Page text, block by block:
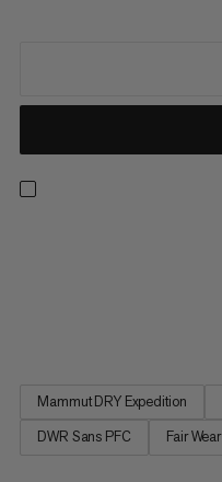
Mammut DRY Expedition
DWR Sans PFC
Fair Wear